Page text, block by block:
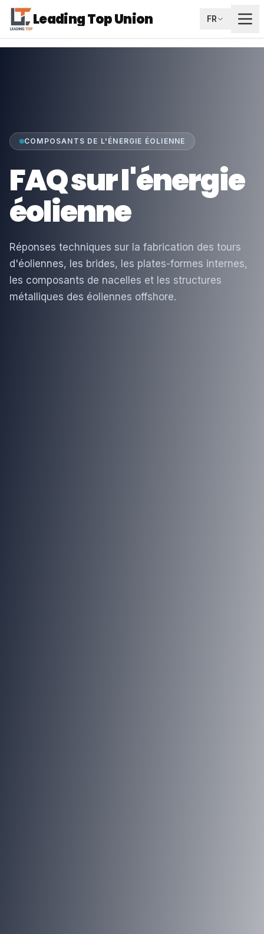
Leading Top Union FR
COMPOSANTS DE L'ÉNERGIE ÉOLIENNE
FAQ sur l'énergie
éolienne
Réponses techniques sur la fabrication des tours
d'éoliennes, les brides, les plates-formes internes,
les composants de nacelles et les structures
métalliques des éoliennes offshore.